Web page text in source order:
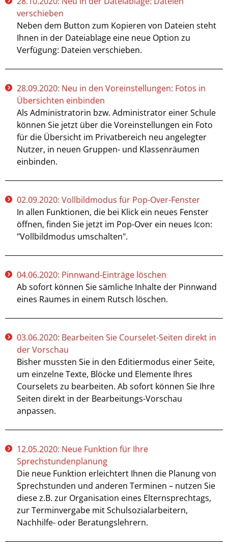
verschieben
Neben dem Button zum Kopieren von Dateien steht
Ihnen in der Dateiablage eine neue Option zu
Verfügung: Dateien verschieben.
28.09.2020: Neu in den Voreinstellungen: Fotos in
Übersichten einbinden
Als Administratorin bzw. Administrator einer Schule
können Sie jetzt über die Voreinstellungen ein Foto
für die Übersicht im Privatbereich neu angelegter
Nutzer, in neuen Gruppen- und Klassenräumen
einbinden.
02.09.2020: Vollbildmodus für Pop-Over-Fenster
In allen Funktionen, die bei Klick ein neues Fenster
öffnen, finden Sie jetzt im Pop-Over ein neues Icon:
"Vollbildmodus umschalten".
04.06.2020: Pinnwand-Einträge löschen
Ab sofort können Sie sämliche Inhalte der Pinnwand
eines Raumes in einem Rutsch löschen.
03.06.2020: Bearbeiten Sie Courselet-Seiten direkt in
der Vorschau
Bisher mussten Sie in den Editiermodus einer Seite,
um einzelne Texte, Blöcke und Elemente Ihres
Courselets zu bearbeiten. Ab sofort können Sie Ihre
Seiten direkt in der Bearbeitungs-Vorschau
anpassen.
12.05.2020: Neue Funktion für Ihre
Sprechstundenplanung
Die neue Funktion erleichtert Ihnen die Planung von
Sprechstunden und anderen Terminen – nutzen Sie
diese z.B. zur Organisation eines Elternsprechtags,
zur Terminvergabe mit Schulsozialarbeitern,
Nachhilfe- oder Beratungslehrern.